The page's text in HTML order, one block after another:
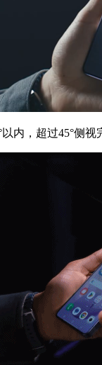
，超过45°侧视